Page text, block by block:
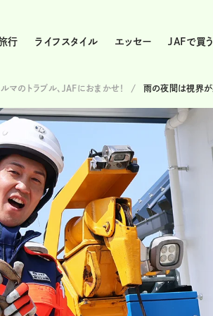
行 ライフスタイル エッセー JAFで買う
ルマのトラブル、JAFにおまかせ！